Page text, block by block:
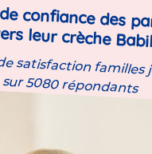
confiance des
leur crèche
satisfaction familles
sur 5080 répondants